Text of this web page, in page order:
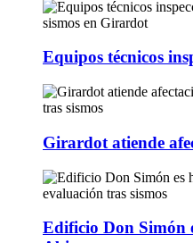
Equipos técnicos
Girardot atiende
Edificio Don Simón